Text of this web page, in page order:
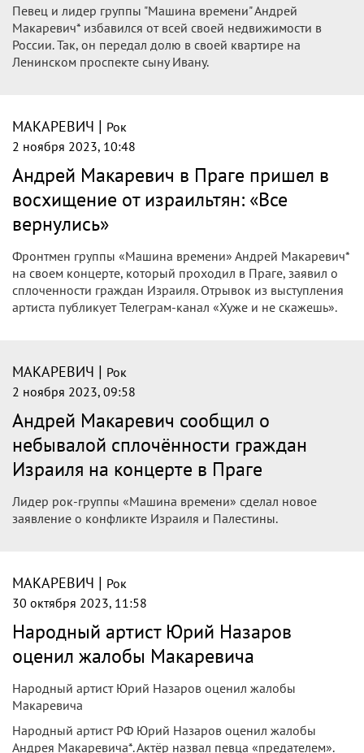
Певец и лидер группы "Машина времени" Андрей
Макаревич* избавился от всей своей недвижимости в
России. Так, он передал долю в своей квартире на
Ленинском проспекте сыну Ивану.
МАКАРЕВИЧ | Рок
2 ноября 2023, 10:48
Андрей Макаревич в Праге пришел в
восхищение от израильтян: «Все
вернулись»
Фронтмен группы «Машина времени» Андрей Макаревич*
на своем концерте, который проходил в Праге, заявил о
сплоченности граждан Израиля. Отрывок из выступления
артиста публикует Телеграм-канал «Хуже и не скажешь».
МАКАРЕВИЧ | Рок
2 ноября 2023, 09:58
Андрей Макаревич сообщил о
небывалой сплочённости граждан
Израиля на концерте в Праге
Лидер рок-группы «Машина времени» сделал новое
заявление о конфликте Израиля и Палестины.
МАКАРЕВИЧ | Рок
30 октября 2023, 11:58
Народный артист Юрий Назаров
оценил жалобы Макаревича
Народный артист Юрий Назаров оценил жалобы
Макаревича
Народный артист РФ Юрий Назаров оценил жалобы
Андрея Макаревича*. Актёр назвал певца «предателем».